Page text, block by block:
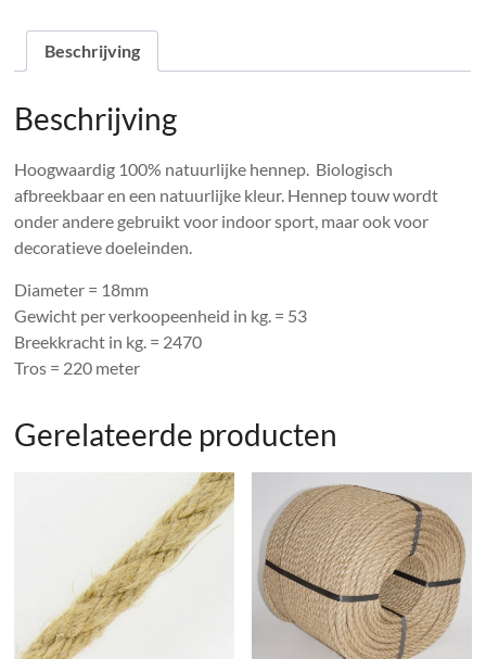
aantal
Beschrijving
Beschrijving
Hoogwaardig 100% natuurlijke hennep. Biologisch
afbreekbaar en een natuurlijke kleur. Hennep touw wordt
onder andere gebruikt voor indoor sport, maar ook voor
decoratieve doeleinden.
Diameter = 18mm
Gewicht per verkoopeenheid in kg. = 53
Breekkracht in kg. = 2470
Tros = 220 meter
Gerelateerde producten